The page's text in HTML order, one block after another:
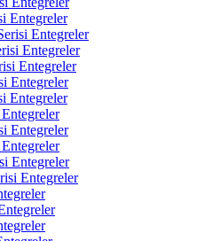
Entegreler
Entegreler
Entegreler
Entegreler
Entegreler
Entegreler
Entegreler
Entegreler
Entegreler